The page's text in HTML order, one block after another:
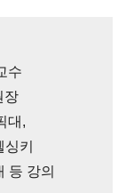
수
장
대,
키
등 강의